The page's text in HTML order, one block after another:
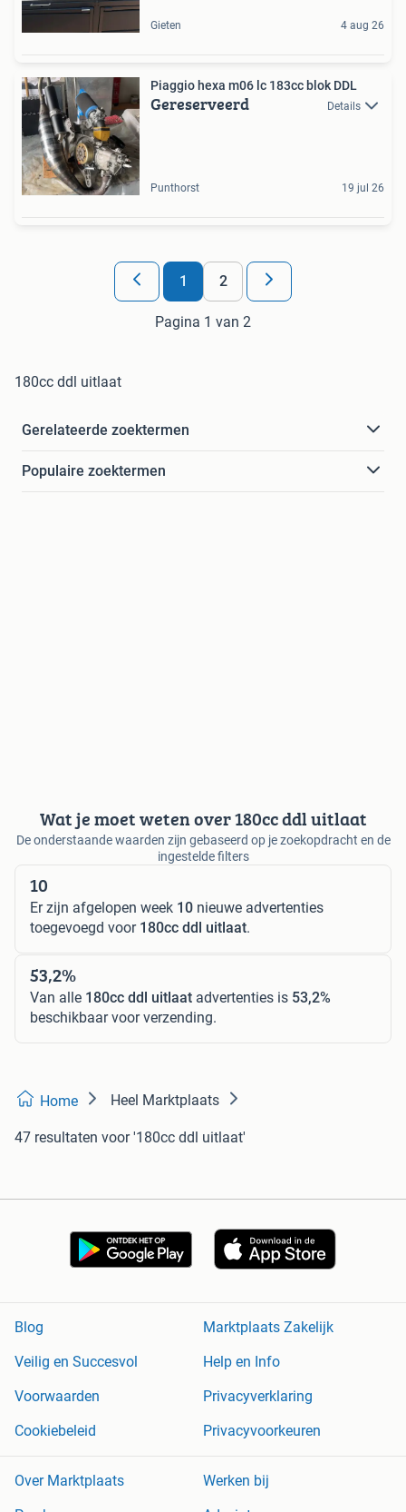
Gieten 4 aug 26
Piaggio hexa m06 lc 183cc blok DDL
Gereserveerd Details
Punthorst 19 jul 26
1 2
Pagina 1 van 2
180cc ddl uitlaat
Gerelateerde zoektermen
Populaire zoektermen
Wat je moet weten over 180cc ddl uitlaat
De onderstaande waarden zijn gebaseerd op je zoekopdracht en de
ingestelde filters
10
Er zijn afgelopen week 10 nieuwe advertenties
toegevoegd voor 180cc ddl uitlaat.
53,2%
Van alle 180cc ddl uitlaat advertenties is 53,2%
beschikbaar voor verzending.
Home Heel Marktplaats
47 resultaten voor '180cc ddl uitlaat'
Blog
Marktplaats Zakelijk
Veilig en Succesvol
Help en Info
Voorwaarden
Privacyverklaring
Cookiebeleid
Privacyvoorkeuren
Over Marktplaats
Werken bij